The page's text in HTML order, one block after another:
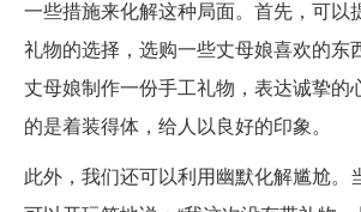
一些措施来化解这种局面。首先，可以
礼物的选择，选购一些丈母娘喜欢的东
丈母娘制作一份手工礼物，表达诚挚的
的是着装得体，给人以良好的印象。
此外，我们还可以利用幽默化解尴尬。